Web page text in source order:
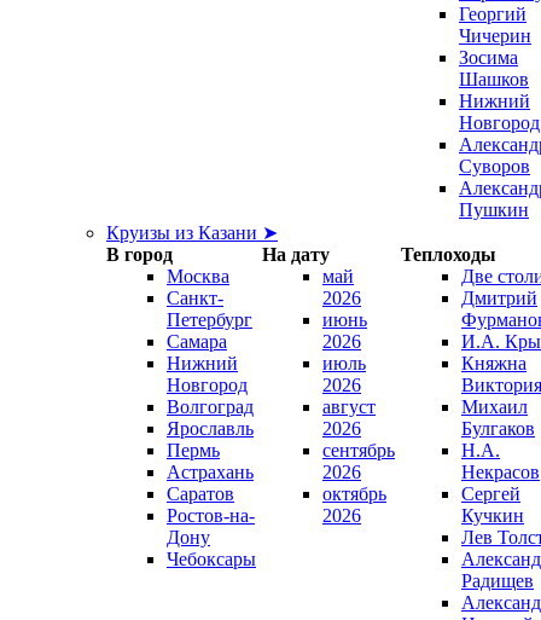
Георгий
Чичерин
Зосима
Шашков
Нижний
Новгород
Суворов
Пушкин
Круизы из Казани ➤
В город
На дату
Теплоходы
Москва
Санкт-
Петербург
Самара
Нижний
Новгород
Волгоград
Ярославль
Пермь
Астрахань
Саратов
Ростов-на-
Дону
Чебоксары
май
2026
июнь
2026
июль
2026
август
2026
сентябрь
2026
октябрь
2026
Две
Дмитрий
И.А.
Княжна
Виктория
Михаил
Булгаков
Н.А.
Некрасов
Сергей
Кучкин
Лев
Радищев